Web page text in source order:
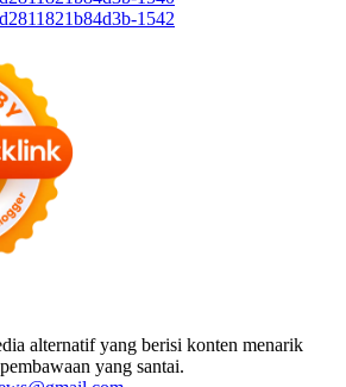
alternatif yang berisi konten menarik
yang santai.